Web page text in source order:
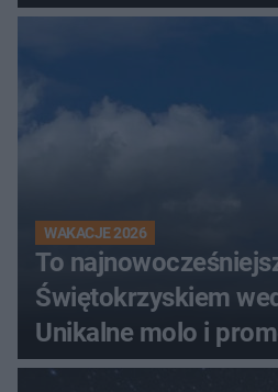
WAKACJE 2026
To
Świętokrzyskiem
Unikalne molo i